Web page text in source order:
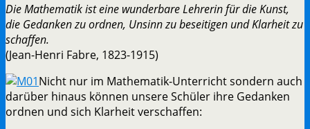
Die Mathematik ist eine wunderbare Lehrerin für die Kunst,
die Gedanken zu ordnen, Unsinn zu beseitigen und Klarheit zu
schaffen.
(Jean-Henri Fabre, 1823-1915)
Nicht nur im Mathematik-Unterricht sondern auch
darüber hinaus können unsere Schüler ihre Gedanken
ordnen und sich Klarheit verschaffen: